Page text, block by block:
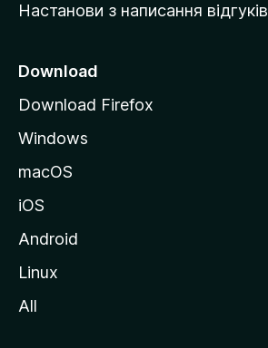
M
z
l
l
Настанови з написання відгуків
Download
Download Firefox
Windows
macOS
iOS
Android
Linux
All